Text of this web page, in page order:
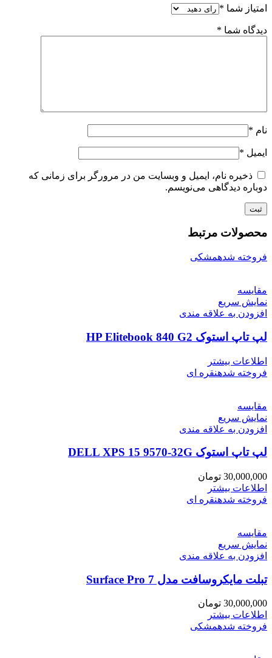
امتیاز شما *
دیدگاه شما *
نام *
ایمیل *
ذخیره نام، ایمیل و وبسایت من در مرورگر برای زمانی که
دوباره دیدگاهی می‌نویسم.
محصولات مرتبط
فروخته شدهمشکی
مقايسه
نمایش سریع
افزودن به علاقه مندی
لپ تاپ استوک HP Elitebook 840 G2
اطلاعات بیشتر
فروخته شدهنقره ای
مقايسه
نمایش سریع
افزودن به علاقه مندی
لپ تاپ استوک DELL XPS 15 9570-32G
30,000,000 تومان
اطلاعات بیشتر
فروخته شدهنقره ای
مقايسه
نمایش سریع
افزودن به علاقه مندی
تبلت مایکروسافت مدل Surface Pro 7
30,000,000 تومان
اطلاعات بیشتر
فروخته شدهمشکی